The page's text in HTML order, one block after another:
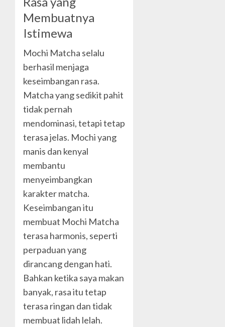
Membuatnya
Istimewa
Mochi Matcha selalu
berhasil menjaga
keseimbangan rasa.
Matcha yang sedikit pahit
tidak pernah
mendominasi, tetapi tetap
terasa jelas. Mochi yang
manis dan kenyal
membantu
menyeimbangkan
karakter matcha.
Keseimbangan itu
membuat Mochi Matcha
terasa harmonis, seperti
perpaduan yang
dirancang dengan hati.
Bahkan ketika saya makan
banyak, rasa itu tetap
terasa ringan dan tidak
membuat lidah lelah.